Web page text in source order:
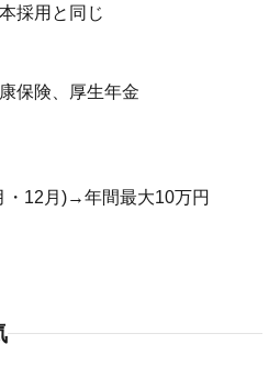
保険、厚生年金
・12月)→年間最大10万円